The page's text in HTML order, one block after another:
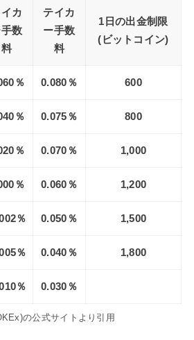
イカ
数
料
テイカ
ー手数
料
1日の出金制限
(ビットコイン)
％ 0.080％ 600
％ 0.075％ 800
％ 0.070％ 1,000
％ 0.060％ 1,200
％ 0.050％ 1,500
％ 0.040％ 1,800
％ 0.030％
の公式サイトより引用